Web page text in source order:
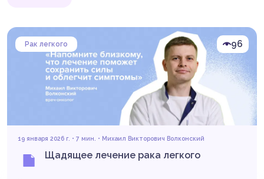
Рак легкого 96
19 января 2026 г. • 7 мин. • Михаил Викторович Волконский
Щадящее лечение рака легкого